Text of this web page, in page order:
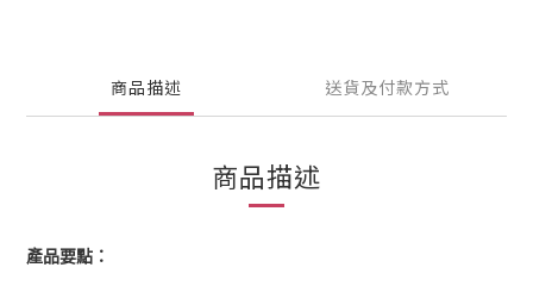
商品描述 送貨及付款方式
商品描述
產品要點：